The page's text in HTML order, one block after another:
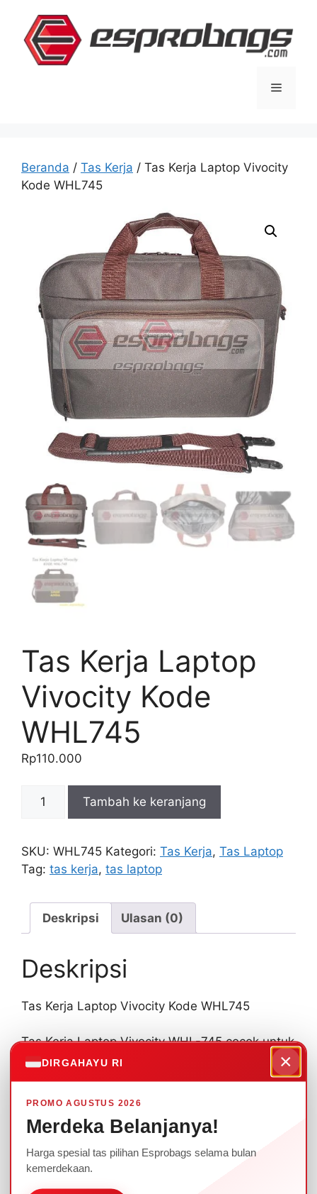
Menu
Beranda / Tas Kerja / Tas Kerja Laptop Vivocity
Kode WHL745
Tas Kerja Laptop
Vivocity Kode
WHL745
Rp110.000
Kuantitas
Laptop
Vivocity
WHL745
Tambah ke keranjang
SKU: WHL745 Kategori: Tas Kerja, Tas Laptop
Tag: tas kerja, tas laptop
Deskripsi Ulasan (0)
Deskripsi
Tas Kerja Laptop Vivocity Kode WHL745
Tas Kerja Laptop Vivocity WHL-745 cocok untuk
beragam acara seminar maupun rapat
Perusahaan anda. Ada beragam pilihan warna
Spesifikasi Tas Kerja Laptop Vivocity WHL-745 :
DIRGAHAYU RI ×
PROMO AGUSTUS 2026
Merdeka Belanjanya!
Harga spesial tas pilihan Esprobags selama bulan
kemerdekaan.